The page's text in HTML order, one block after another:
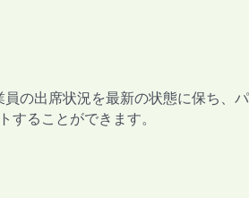
の出席状況を最新の状態に保ち、
することができます。